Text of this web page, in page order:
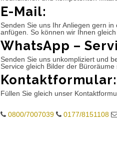
E-Mail:
Senden Sie uns Ihr Anliegen gern
anfügen. So können wir Ihnen
WhatsApp –
Senden Sie uns unkompliziert und
Service gleich Bilder der
Kontaktformular:
Füllen Sie gleich unser
0800/7007039 0177/8151108